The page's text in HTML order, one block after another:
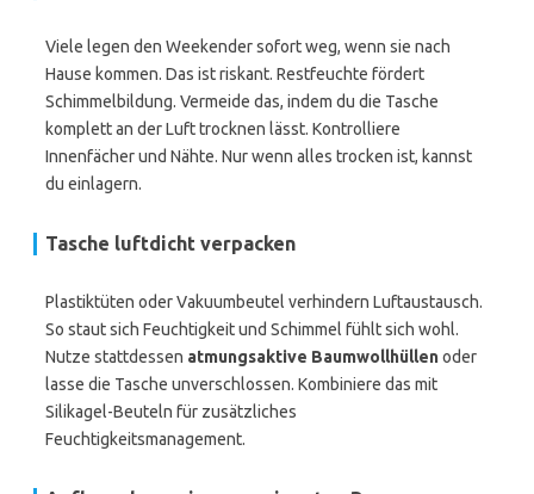
Viele legen den Weekender sofort weg, wenn sie nach
Hause kommen. Das ist riskant. Restfeuchte fördert
Schimmelbildung. Vermeide das, indem du die Tasche
komplett an der Luft trocknen lässt. Kontrolliere
Innenfächer und Nähte. Nur wenn alles trocken ist, kannst
du einlagern.
Tasche luftdicht verpacken
Plastiktüten oder Vakuumbeutel verhindern Luftaustausch.
So staut sich Feuchtigkeit und Schimmel fühlt sich wohl.
Nutze stattdessen atmungsaktive Baumwollhüllenoder
lasse die Tasche unverschlossen. Kombiniere das mit
Silikagel-Beuteln für zusätzliches
Feuchtigkeitsmanagement.